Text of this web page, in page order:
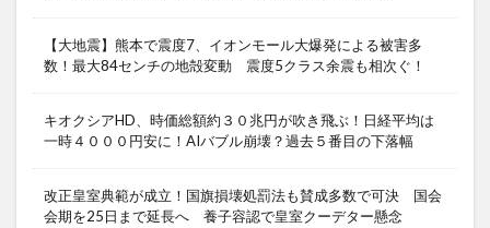
【大地震】熊本で震度7、イオンモール大爆発による被害多
数！最大84センチの地殻変動 震度5クラス余震も相次ぐ！
キオクシアHD、時価総額約３０兆円が吹き飛ぶ！日経平均は
一時４０００円安に！AIバブル崩壊？過去５番目の下落幅
改正皇室典範が成立！国旗損壊処罰法も賛成多数で可決 国会
会期を25日まで延長へ 養子容認で皇室クーデター懸念